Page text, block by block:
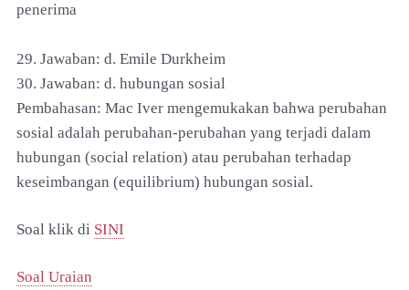
penerima
29. Jawaban: d. Emile Durkheim
30. Jawaban: d. hubungan sosial
Pembahasan: Mac Iver mengemukakan bahwa perubahan
sosial adalah perubahan-perubahan yang terjadi dalam
hubungan (social relation) atau perubahan terhadap
keseimbangan (equilibrium) hubungan sosial.
Soal klik di SINI
Soal Uraian